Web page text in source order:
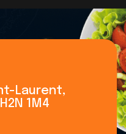
Laurent,
1M4